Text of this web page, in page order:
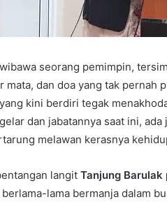
seorang pemimpin,
mata, dan doa yang tak pernah
kini berdiri tegak
dan jabatannya saat ini,
melawan kerasnya
langit Tanjung Barulak
lama bermanja dalam